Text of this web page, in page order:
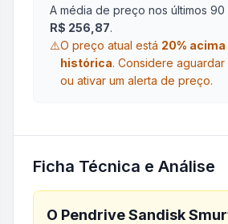
A média de preço nos últimos
R$ 256,87.
⚠️O preço atual está 20%
histórica. Considere aguardar
ou ativar um alerta de preço.
Ficha Técnica e Análise
O Pendrive Sandisk